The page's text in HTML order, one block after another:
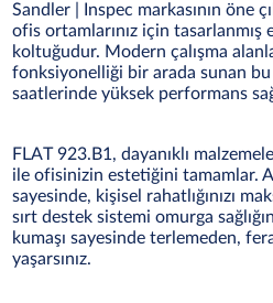
Sandler | Inspec markasının öne
ofis ortamlarınız için tasarlanmış
koltuğudur. Modern çalışma
fonksiyonelliği bir arada sunan bu
saatlerinde yüksek performans
FLAT 923.B1, dayanıklı
ile ofisinizin estetiğini tamamlar.
sayesinde, kişisel rahatlığınızı
sırt destek sistemi omurga
kumaşı sayesinde terlemeden,
yaşarsınız.